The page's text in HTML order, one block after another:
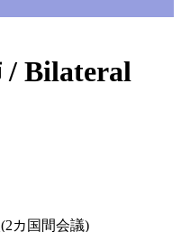
/ Bilateral
カ国間会議)